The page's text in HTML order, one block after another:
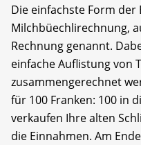
Die einfachste Form
Milchbüechlirechnung,
Rechnung genannt.
einfache Auflistung von
zusammengerechnet
für 100 Franken: 100 in
verkaufen Ihre alten
die Einnahmen. Am